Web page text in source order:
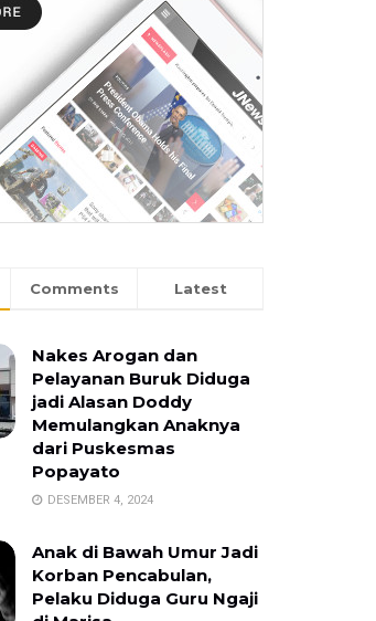
Comments Latest
Nakes Arogan dan
Pelayanan Buruk Diduga
jadi Alasan Doddy
Memulangkan Anaknya
dari Puskesmas
Popayato
DESEMBER 4, 2024
Anak di Bawah Umur Jadi
Korban Pencabulan,
Pelaku Diduga Guru Ngaji